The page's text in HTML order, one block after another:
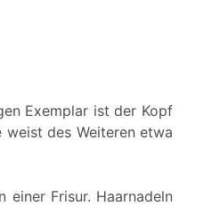
Exemplar ist der Kopf
des Weiteren etwa
einer Frisur. Haarnadeln